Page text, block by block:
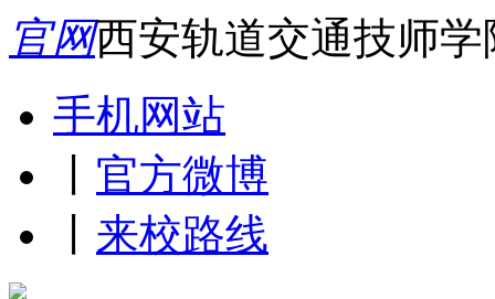
官网西安轨道交通技师
手机网站
官方微博
来校路线